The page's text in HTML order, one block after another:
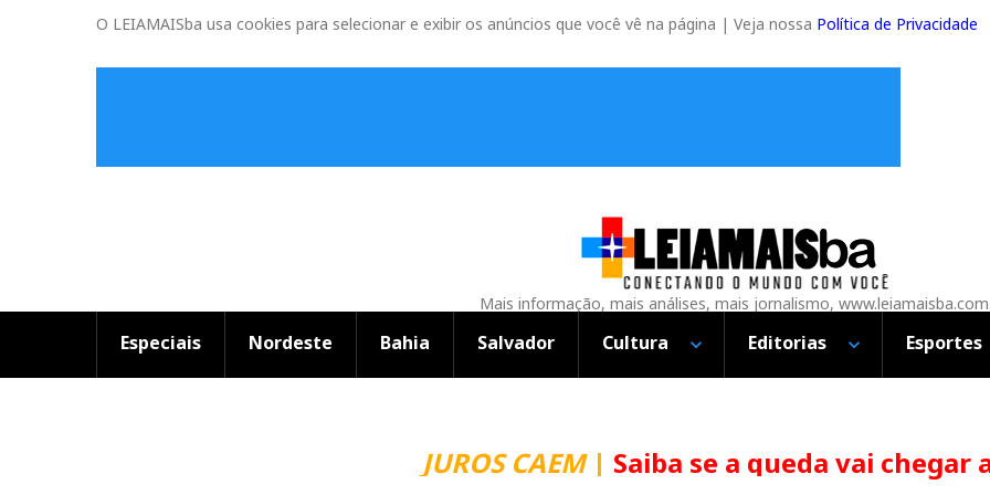
O LEIAMAISba usa cookies para selecionar e exibir os anúncios que você vê na página | Veja nossa Política de Privacidade
Mais informação, mais análises, mais jornalismo,
Especiais Nordeste Bahia Salvador Cultura Editorias Esportes
JUROS CAEM|Saiba se a queda vai chegar ao